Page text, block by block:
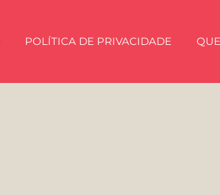
POLÍTICA DE PRIVACIDADE